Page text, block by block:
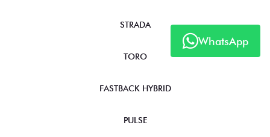
WhatsApp
STRADA
TORO
FASTBACK HYBRID
PULSE